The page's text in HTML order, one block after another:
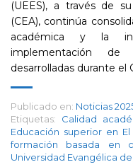
(UEES), a través de
(CEA), continúa
académica y la
implementación de
desarrolladas durante el
Publicado en: Noticias
Etiquetas:
Calidad
Educación superior en El
formación basada en
Universidad Evangélica